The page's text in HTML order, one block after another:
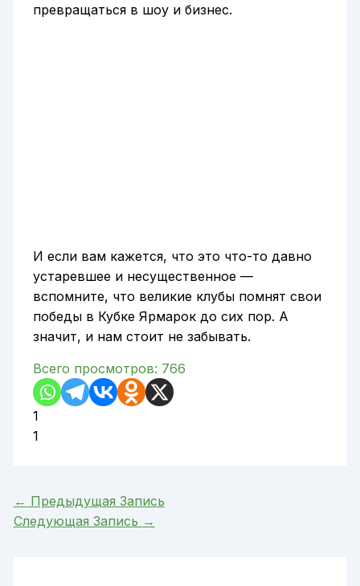
превращаться в шоу и бизнес.
И если вам кажется, что это что-то давно
устаревшее и несущественное —
вспомните, что великие клубы помнят свои
победы в Кубке Ярмарок до сих пор. А
значит, и нам стоит не забывать.
Всего просмотров: 766
1
1
← Предыдущая Запись
Следующая Запись →